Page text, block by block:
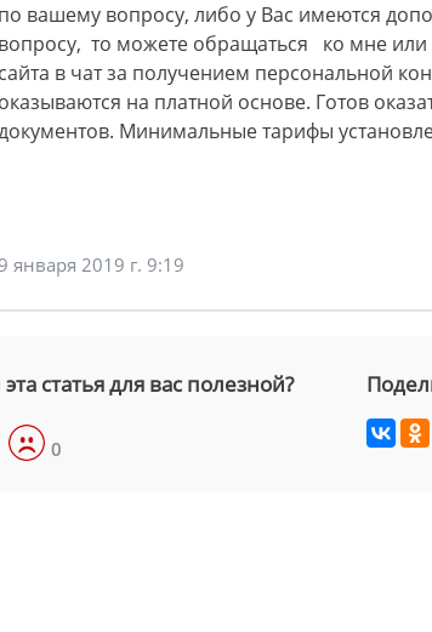
по вашему вопросу, либо у Вас имеются
вопросу, то можете обращаться ко мне или
сайта в чат за получением персональной
оказываются на платной основе. Готов
Минимальные тарифы
9 января 2019 г. 9:19
статья для вас полезной?
0